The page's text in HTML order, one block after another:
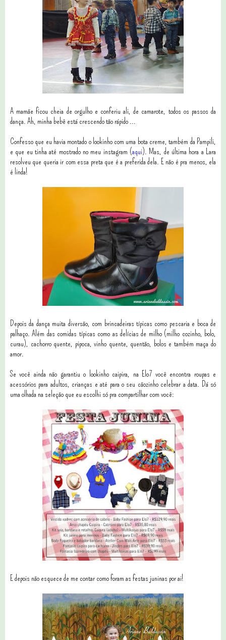
A mamãe ficou cheia de orgulho e conferiu ali, de camarote, todos os passos da
dança. Ah, minha bebê está crescendo tão rápido ...
Confesso que eu havia montado o lookinho com uma bota creme, também da Pampili,
e que eu tinha até mostrado no meu instagram (aqui). Mas, de última hora a Lara
resolveu que queria ir com essa preta que é a preferida dela. E não é pra menos, ela
é linda!
Depois da dança muita diversão, com brincadeiras típicas como pescaria e boca de
palhaço. Além das comidas típicas como as delícias de milho (milho cozinho, bolo,
curau), cachorro quente, pipoca, vinho quente, quentão, bolos e também maça do
amor.
Se você ainda não garantiu o lookinho caipira, na Elo7 você encontra roupas e
acessórios para adultos, crianças e até para o seu cãozinho celebrar a data. Dá só
uma olhada na seleção que eu escolhi só pra compartilhar com você:
E depois não esquece de me contar como foram as festas juninas por ai!